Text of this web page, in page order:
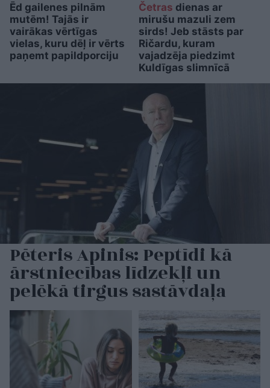
Ēd gailenes pilnām
mutēm! Tajās ir
vairākas vērtīgas
vielas, kuru dēļ ir vērts
paņemt papildporciju
Četras dienas ar
mirušu mazuli zem
sirds! Jeb stāsts par
Ričardu, kuram
vajadzēja piedzimt
Kuldīgas slimnīcā
Pēteris Apinis: Peptīdi kā
ārstniecības līdzekļi un
pelēkā tirgus sastāvdaļa